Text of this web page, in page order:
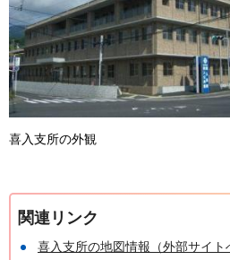
喜入支所の外観
関連リンク
喜入支所の地図情報（外部サイト